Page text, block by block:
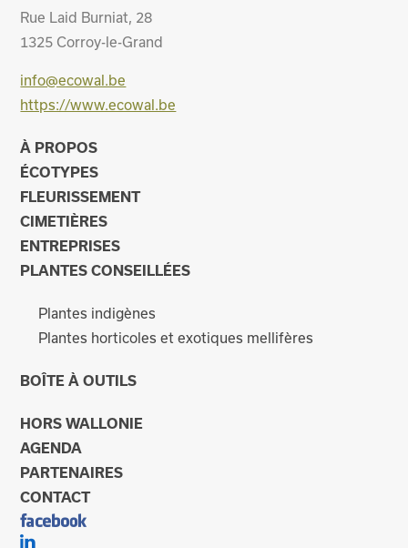
Rue Laid Burniat, 28
1325 Corroy-le-Grand
info@ecowal.be
https://www.ecowal.be
À PROPOS
ÉCOTYPES
FLEURISSEMENT
CIMETIÈRES
ENTREPRISES
PLANTES CONSEILLÉES
Plantes indigènes
Plantes horticoles et exotiques mellifères
BOÎTE À OUTILS
HORS WALLONIE
AGENDA
PARTENAIRES
CONTACT